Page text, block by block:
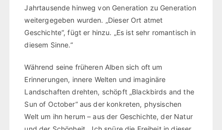
Jahrtausende hinweg von Generation zu Generation
weitergegeben wurden. „Dieser Ort atmet
Geschichte“, fügt er hinzu. „Es ist sehr romantisch in
diesem Sinne.“
Während seine früheren Alben sich oft um
Erinnerungen, innere Welten und imaginäre
Landschaften drehten, schöpft „Blackbirds and the
Sun of October“ aus der konkreten, physischen
Welt um ihn herum – aus der Geschichte, der Natur